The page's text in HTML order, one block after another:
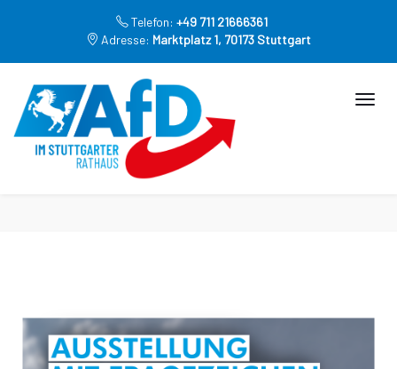
Telefon: +49 711 21666361
Adresse: Marktplatz 1, 70173 Stuttgart